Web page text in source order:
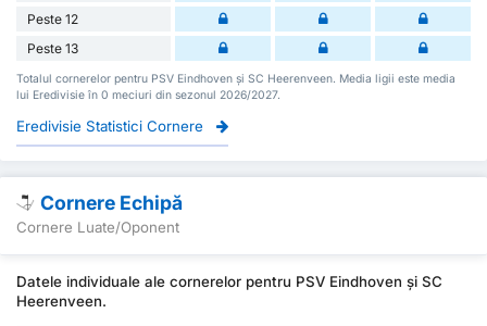
Peste 12
Peste 13
Totalul cornerelor pentru PSV Eindhoven și SC Heerenveen. Media ligii este media
lui Eredivisie în 0 meciuri din sezonul 2026/2027.
Eredivisie Statistici Cornere
Cornere Echipă
Cornere Luate/Oponent
Datele individuale ale cornerelor pentru PSV Eindhoven și SC
Heerenveen.